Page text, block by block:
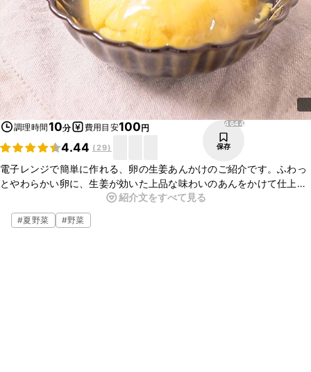
調理時間10分 費用目安100円
4.44 (29)
4644
保存
電子レンジで簡単に作れる、卵の生姜あんかけのご紹介です。ふわっ
とやわらかい卵に、生姜が効いた上品な味わいのあんをかけて仕上げ
ました。白だしで簡単に味が決まるお手軽な一品なので、ぜひ作って
みてくださいね。
紹介文をすべて見る
#夏野菜 #野菜